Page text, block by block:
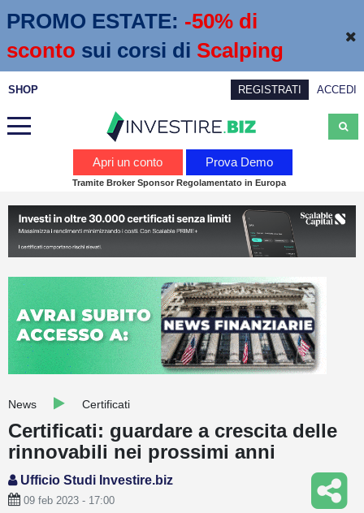
PROMO ESTATE: -50% di
sconto sui corsi di Scalping
SHOP REGISTRATI ACCEDI
Calendario economico
Webinar
Trading
Education
Quotazioni
Conto IG
Guru Monitor
Apri un conto Prova Demo
Tramite Broker Sponsor Regolamentato in Europa
News Certificati
Certificati: guardare a crescita delle
rinnovabili nei prossimi anni
Ufficio Studi Investire.biz
09 feb 2023 - 17:00